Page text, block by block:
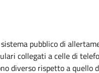
pubblico di
collegati a celle di
diverso rispetto a quello